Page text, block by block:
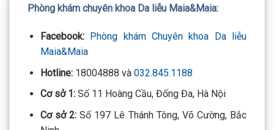
Phòng khám chuyên khoa Da liễu Maia&Maia:
Facebook: Phòng khám Chuyên khoa Da liễu
Maia&Maia
Hotline:18004888 và 032.845.1188
Cơ sở 1: Số 11 Hoàng Cầu, Đống Đa, Hà Nội
Cơ sở 2: Số 197 Lê Thánh Tông, Võ Cường, Bắc